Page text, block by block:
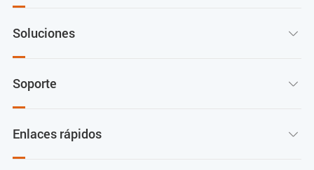
Soluciones 
Soporte 
Enlaces rápidos 